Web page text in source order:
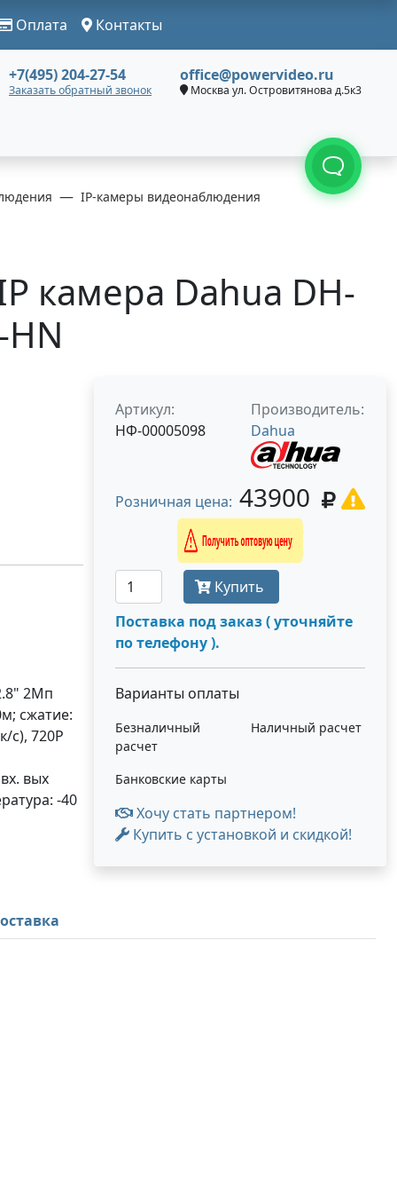
Оплата Контакты
+7(495) 204-27-54
Заказать обратный звонок
office@powervideo.ru
Москва ул. Островитянова д.5к3
IP-камеры видеонаблюдения
камера Dahua DH-
HN
2Mп
сжатие:
с), 720P
вых
-40
Артикул:
НФ-00005098
Производитель:
Dahua
Розничная цена: 43900
Получить оптовую цену
Купить
Поставка под заказ ( уточняйте
по телефону ).
Варианты оплаты
Безналичный
расчет
Наличный расчет
Банковские карты
Хочу стать партнером!
Купить с установкой и скидкой!